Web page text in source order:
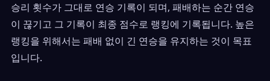
승리 횟수가 그대로 연승 기록이 되며, 패배하는 순간 연승
이 끊기고 그 기록이 최종 점수로 랭킹에 기록됩니다. 높은
랭킹을 위해서는 패배 없이 긴 연승을 유지하는 것이 목표
입니다.